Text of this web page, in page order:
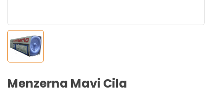
Menzerna Mavi Cila